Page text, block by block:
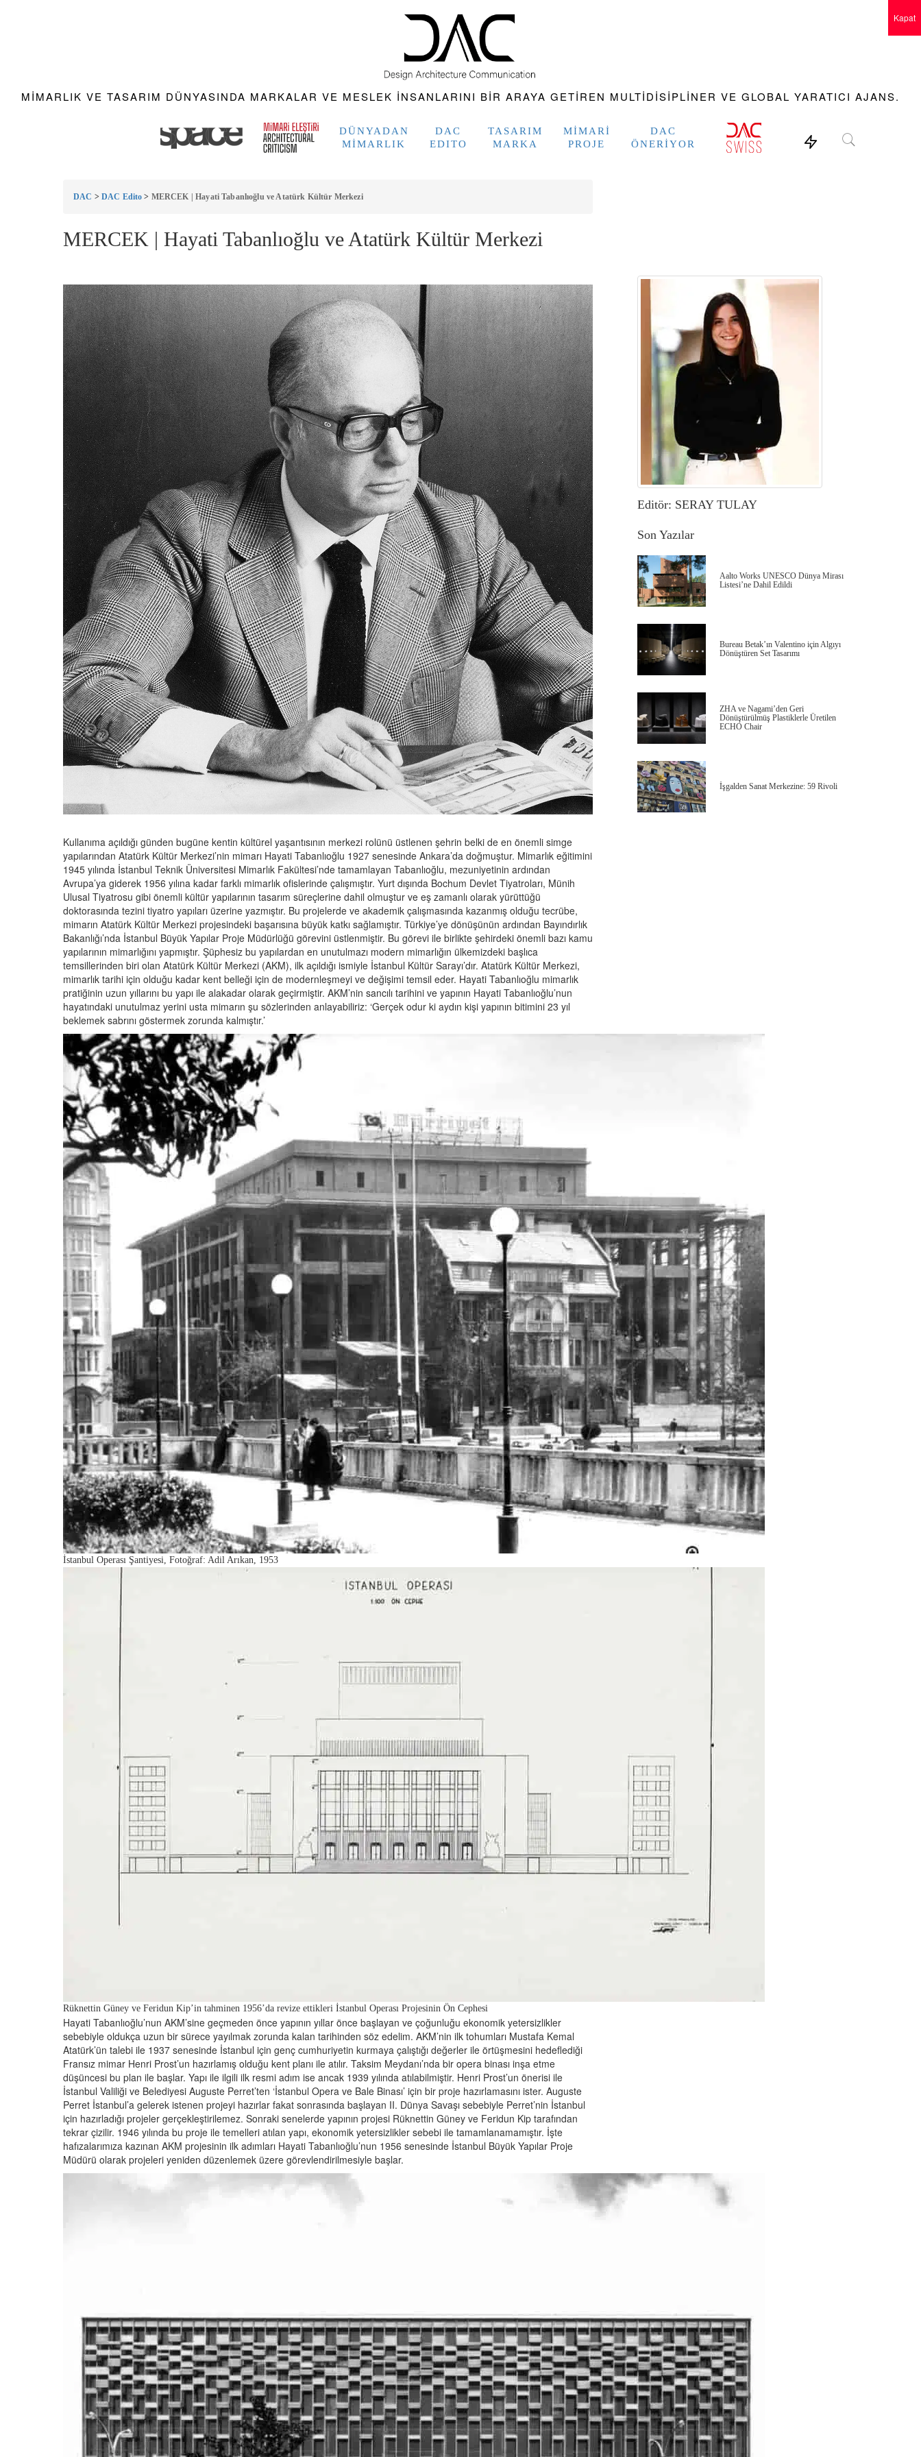
MIMARLIK VE TASARIM DÜNYASINDA MARKALAR VE MESLEK INSANLARINI BIR ARAYA GETIREN MULTIDISIPLINER VE GLOBAL YARATICI AJANS.
DÜNYADAN
MIMARLIK
DAC
EDITO
TASARIM
MARKA
MIMARI
PROJE
DAC
ÖNERIYOR
DAC > DAC Edito > MERCEK | Hayati Tabanlıoğlu ve Atatürk Kültür Merkezi
MERCEK | Hayati Tabanlıoğlu ve Atatürk Kültür Merkezi
Kullanıma açıldığı günden bugüne kentin kültürel yaşantısının merkezi rolünü üstlenen şehrin belki de en önemli simge
yapılarından Atatürk Kültür Merkezi’nin mimarı Hayati Tabanlıoğlu 1927 senesinde Ankara’da doğmuştur. Mimarlık eğitimini
1945 yılında İstanbul Teknik Üniversitesi Mimarlık Fakültesi’nde tamamlayan Tabanlıoğlu, mezuniyetinin ardından
Avrupa’ya giderek 1956 yılına kadar farklı mimarlık ofislerinde çalışmıştır. Yurt dışında Bochum Devlet Tiyatroları, Münih
Ulusal Tiyatrosu gibi önemli kültür yapılarının tasarım süreçlerine dahil olmuştur ve eş zamanlı olarak yürüttüğü
doktorasında tezini tiyatro yapıları üzerine yazmıştır. Bu projelerde ve akademik çalışmasında kazanmış olduğu tecrübe,
mimarın Atatürk Kültür Merkezi projesindeki başarısına büyük katkı sağlamıştır. Türkiye’ye dönüşünün ardından Bayındırlık
Bakanlığı’nda İstanbul Büyük Yapılar Proje Müdürlüğü görevini üstlenmiştir. Bu görevi ile birlikte şehirdeki önemli bazı kamu
yapılarının mimarlığını yapmıştır. Şüphesiz bu yapılardan en unutulmazı modern mimarlığın ülkemizdeki başlıca
temsillerinden biri olan Atatürk Kültür Merkezi (AKM), ilk açıldığı ismiyle İstanbul Kültür Sarayı’dır. Atatürk Kültür Merkezi,
mimarlık tarihi için olduğu kadar kent belleği için de modernleşmeyi ve değişimi temsil eder. Hayati Tabanlıoğlu mimarlık
pratiğinin uzun yıllarını bu yapı ile alakadar olarak geçirmiştir. AKM’nin sancılı tarihini ve yapının Hayati Tabanlıoğlu’nun
hayatındaki unutulmaz yerini usta mimarın şu sözlerinden anlayabiliriz: ‘Gerçek odur ki aydın kişi yapının bitimini 23 yıl
beklemek sabrını göstermek zorunda kalmıştır.’
İstanbul Operası Şantiyesi, Fotoğraf: Adil Arıkan, 1953
Rüknettin Güney ve Feridun Kip’in tahminen 1956’da revize ettikleri İstanbul Operası Projesinin Ön Cephesi
Hayati Tabanlıoğlu’nun AKM’sine geçmeden önce yapının yıllar önce başlayan ve çoğunluğu ekonomik yetersizlikler
sebebiyle oldukça uzun bir sürece yayılmak zorunda kalan tarihinden söz edelim. AKM’nin ilk tohumları Mustafa Kemal
Atatürk’ün talebi ile 1937 senesinde İstanbul için genç cumhuriyetin kurmaya çalıştığı değerler ile örtüşmesini hedeflediği
Fransız mimar Henri Prost’un hazırlamış olduğu kent planı ile atılır. Taksim Meydanı’nda bir opera binası inşa etme
düşüncesi bu plan ile başlar. Yapı ile ilgili ilk resmi adım ise ancak 1939 yılında atılabilmiştir. Henri Prost’un önerisi ile
İstanbul Valiliği ve Belediyesi Auguste Perret’ten ‘İstanbul Opera ve Bale Binası’ için bir proje hazırlamasını ister. Auguste
Perret İstanbul’a gelerek istenen projeyi hazırlar fakat sonrasında başlayan II. Dünya Savaşı sebebiyle Perret’nin İstanbul
için hazırladığı projeler gerçekleştirilemez. Sonraki senelerde yapının projesi Rüknettin Güney ve Feridun Kip tarafından
tekrar çizilir. 1946 yılında bu proje ile temelleri atılan yapı, ekonomik yetersizlikler sebebi ile tamamlanamamıştır. İşte
hafızalarımıza kazınan AKM projesinin ilk adımları Hayati Tabanlıoğlu’nun 1956 senesinde İstanbul Büyük Yapılar Proje
Müdürü olarak projeleri yeniden düzenlemek üzere görevlendirilmesiyle başlar.
Editör: SERAY TULAY
Son Yazılar
Aalto Works UNESCO Dünya Mirası
Listesi’ne Dahil Edildi
Bureau Betak’ın Valentino için Algıyı
Dönüştüren Set Tasarımı
ZHA ve Nagami’den Geri
Dönüştürülmüş Plastiklerle Üretilen
ECHO Chair
İşgalden Sanat Merkezine: 59 Rivoli
Kapat